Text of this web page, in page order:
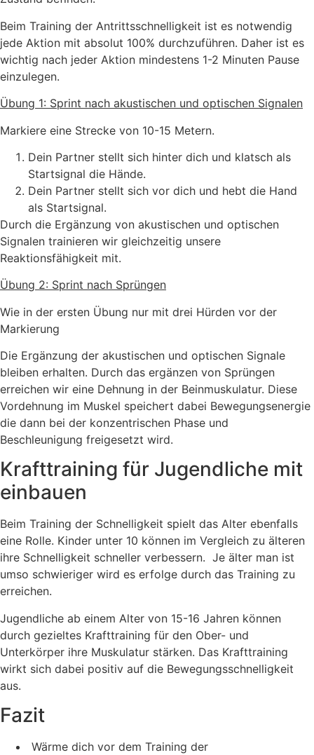
Beim Training der Antrittsschnelligkeit ist es notwendig
jede Aktion mit absolut 100% durchzuführen. Daher ist es
wichtig nach jeder Aktion mindestens 1-2 Minuten Pause
einzulegen.
Übung 1: Sprint nach akustischen und optischen Signalen
Markiere eine Strecke von 10-15 Metern.
Dein Partner stellt sich hinter dich und klatsch als
Startsignal die Hände.
Dein Partner stellt sich vor dich und hebt die Hand
als Startsignal.
Durch die Ergänzung von akustischen und optischen
Signalen trainieren wir gleichzeitig unsere
Reaktionsfähigkeit mit.
Übung 2: Sprint nach Sprüngen
Wie in der ersten Übung nur mit drei Hürden vor der
Markierung
Die Ergänzung der akustischen und optischen Signale
bleiben erhalten. Durch das ergänzen von Sprüngen
erreichen wir eine Dehnung in der Beinmuskulatur. Diese
Vordehnung im Muskel speichert dabei Bewegungsenergie
die dann bei der konzentrischen Phase und
Beschleunigung freigesetzt wird.
Krafttraining für Jugendliche mit
einbauen
Beim Training der Schnelligkeit spielt das Alter ebenfalls
eine Rolle. Kinder unter 10 können im Vergleich zu älteren
ihre Schnelligkeit schneller verbessern. Je älter man ist
umso schwieriger wird es erfolge durch das Training zu
erreichen.
Jugendliche ab einem Alter von 15-16 Jahren können
durch gezieltes Krafttraining für den Ober- und
Unterkörper ihre Muskulatur stärken. Das Krafttraining
wirkt sich dabei positiv auf die Bewegungsschnelligkeit
aus.
Fazit
Wärme dich vor dem Training der